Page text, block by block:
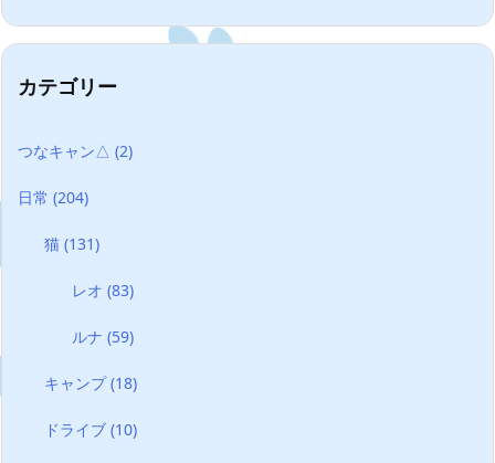
カテゴリー
つなキャン△ (2)
日常 (204)
猫(131)
レオ (83)
ルナ (59)
キャンプ(18)
ドライブ(10)